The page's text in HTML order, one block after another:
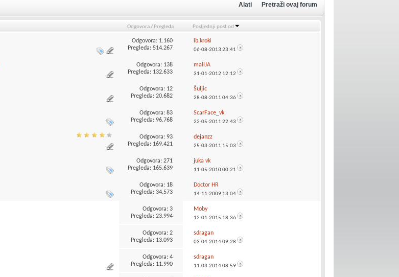
Alati Pretraži ovaj forum
Odgovora/ Pregleda Posljednji post od
Odgovora: 1.160
Pregleda: 514.267
ib.kroki
06-08-2013 23:41
Odgovora: 138
Pregleda: 132.633
maliJA
31-01-2012 12:12
Odgovora: 12
Pregleda: 20.682
Šuljic
28-08-2011 04:36
Odgovora: 83
Pregleda: 96.768
ScarFace_vk
22-05-2011 22:43
Odgovora: 93
Pregleda: 169.421
dejanzz
25-03-2011 15:03
Odgovora: 271
Pregleda: 165.639
juka vk
11-05-201000:21
Odgovora: 18
Pregleda: 34.573
Doctor HR
14-11-2009 13:04
Odgovora: 3
Pregleda: 23.994
Moby
12-01-2015 18:36
Odgovora: 2
Pregleda: 13.093
sdragan
03-04-201409:28
Odgovora: 4
Pregleda: 11.990
sdragan
11-03-201408:59